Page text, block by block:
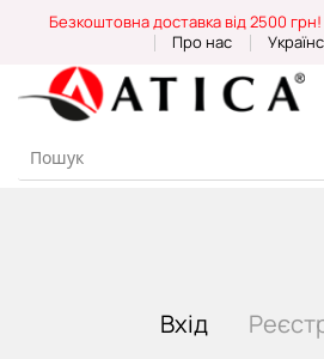
Content
Безкоштовна доставка від 2500 грн!
Про нас
Вхід